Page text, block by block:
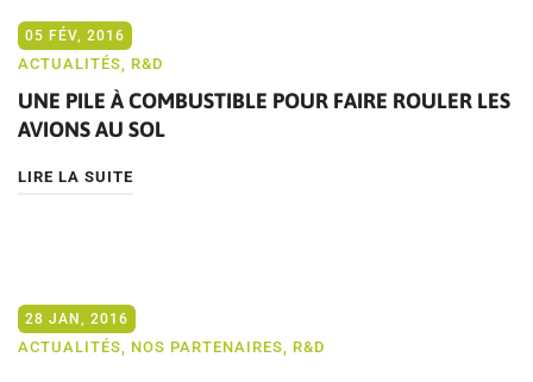
05 FÉV, 2016
ACTUALITÉS, R&D
UNE PILE À COMBUSTIBLE POUR FAIRE ROULER LES
AVIONS AU SOL
LIRE LA SUITE
28 JAN, 2016
ACTUALITÉS, NOS PARTENAIRES, R&D